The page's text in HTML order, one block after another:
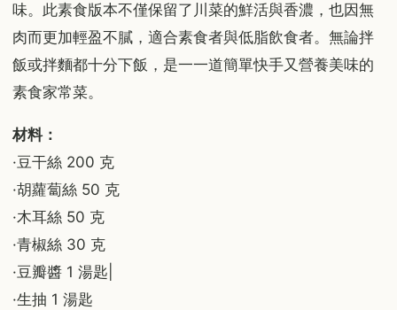
味。此素食版本不僅保留了川菜的鮮活與香濃，也因無
肉而更加輕盈不膩，適合素食者與低脂飲食者。無論拌
飯或拌麵都十分下飯，是一一道簡單快手又營養美味的
素食家常菜。
材料：
·豆干絲 200 克
·胡蘿蔔絲 50 克
·木耳絲 50 克
·青椒絲 30 克
·豆瓣醬 1 湯匙|
·生抽 1 湯匙